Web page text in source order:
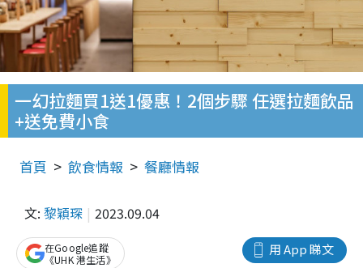
一幻拉麵買1送1優惠！2個步驟 任選拉麵飲品
+送免費小食
首頁 飲食情報 餐廳情報
文: 黎穎琛 2023.09.04
用 App 睇文
在Google追蹤
《UHK 港生活》